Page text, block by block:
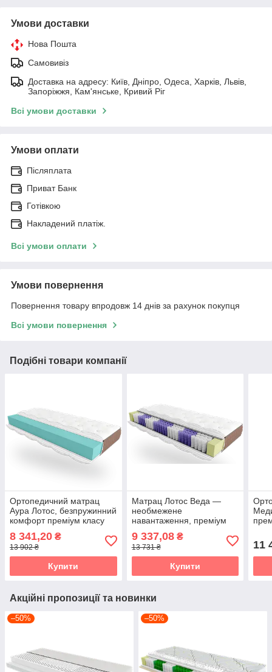
Умови доставки
Нова Пошта
Самовивіз
Доставка на адресу: Київ, Дніпро, Одеса, Харків, Львів,
Запоріжжя, Кам'янське, Кривий Ріг
Всі умови доставки
Умови оплати
Післяплата
Приват Банк
Готівкою
Накладений платіж.
Всі умови оплати
Умови повернення
Повернення товару впродовж 14 днів за рахунок покупця
Всі умови повернення
Подібні товари компанії
Ортопедичний матрац
Аура Лотос, безпружинний
комфорт преміум класу
8 341,20 ₴
13 902 ₴
Купити
Матрац Лотос Веда —
необмежене
навантаження, преміум
комфорт, висота 25 см
9 337,08₴
13 731 ₴
Купити
см,
11
Акційні пропозиції та новинки
–50% –50%